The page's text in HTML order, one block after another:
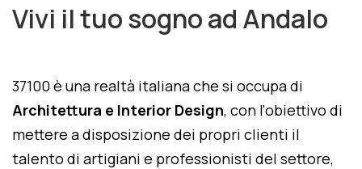
Vivi il tuo sogno ad Andalo
37100 è una realtà italiana che si occupa di
Architettura e Interior Design, con l'obiettivo di
mettere a disposizione dei propri clienti il
talento di artigiani e professionisti del settore,